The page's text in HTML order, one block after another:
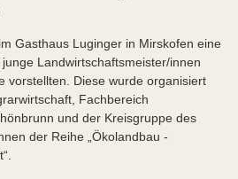
Gasthaus Luginger in Mirskofen eine
Landwirtschaftsmeister/innen
vorstellten. Diese wurde organisiert
Fachbereich
und der Kreisgruppe des
der Reihe „Ökolandbau -